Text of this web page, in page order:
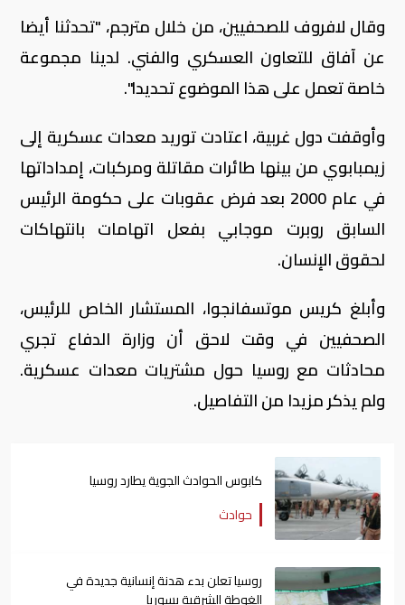
وقال لافروف للصحفيين، من خلال مترجم، "تحدثنا أيضا
عن آفاق للتعاون العسكري والفني. لدينا مجموعة
خاصة تعمل على هذا الموضوع تحديدا".
وأوقفت دول غربية، اعتادت توريد معدات عسكرية إلى
زيمبابوي من بينها طائرات مقاتلة ومركبات، إمداداتها
في عام 2000 بعد فرض عقوبات على حكومة الرئيس
السابق روبرت موجابي بفعل اتهامات بانتهاكات
لحقوق الإنسان.
وأبلغ كريس موتسفانجوا، المستشار الخاص للرئيس،
الصحفيين في وقت لاحق أن وزارة الدفاع تجري
محادثات مع روسيا حول مشتريات معدات عسكرية.
ولم يذكر مزيدا من التفاصيل.
كابوس الحوادث الجوية يطارد روسيا
حوادث
روسيا تعلن بدء هدنة إنسانية جديدة في
الغوطة الشرقية بسوريا